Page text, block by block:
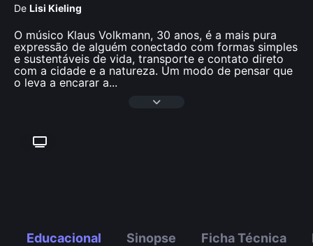
De Lisi Kieling
O músico Klaus Volkmann, 30 anos, é a mais pura
expressão de alguém conectado com formas simples
e sustentáveis de vida, transporte e contato direto
com a cidade e a natureza. Um modo de pensar que
o leva a encarar a...
Educacional Sinopse Ficha Técnica